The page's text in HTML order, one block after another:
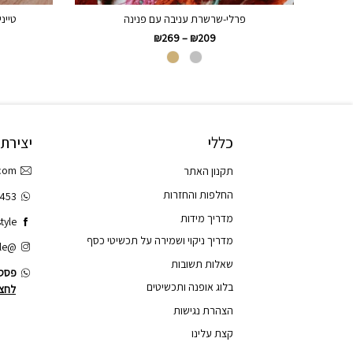
פרלי-שרשרת עניבה עם פנינה
₪209
–
₪269
כללי
תקנון האתר
החלפות והחזרות
מדריך מידות
מדריך ניקוי ושמירה על תכשיטי כסף
שאלות תשובות
בלוג אופנה ותכשיטים
הצהרת נגישות
קצת עלינו
@tao.style